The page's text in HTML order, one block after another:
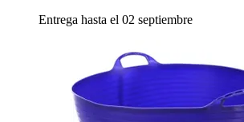
Entrega hasta el 02 septiembre